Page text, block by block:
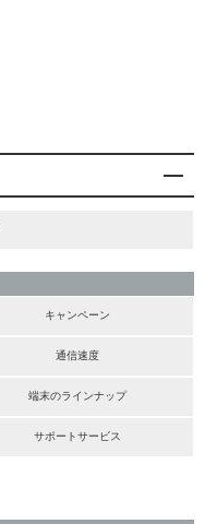
キャンペーン
通信速度
端末のラインナップ
サポートサービス